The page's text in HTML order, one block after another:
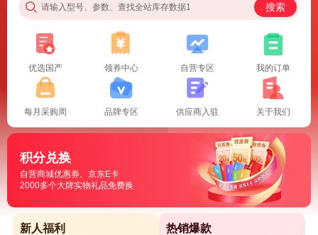
请输入型号、参数、查找全站库存数据1 搜索
优选国产 领券中心 自营专区 我的订单
每月采购周 品牌专区 供应商入驻 关于我们
积分兑换
自营商城优惠券、京东E卡
2000多个大牌实物礼品免费换
新人福利 热销爆款